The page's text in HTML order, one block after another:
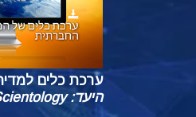
ערכת כלים
היעד: Scientology